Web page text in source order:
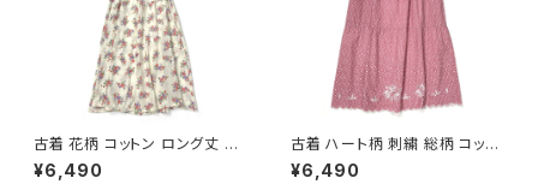
古着 花柄 コットン ロング丈 半
袖 ワンピース ベージュ (oa26
07070)
¥6,490
古着 ハート柄 刺繍 総柄 コット
ン ロング丈 半袖 ワンピース ピ
ンク (otu2605084)
¥6,490